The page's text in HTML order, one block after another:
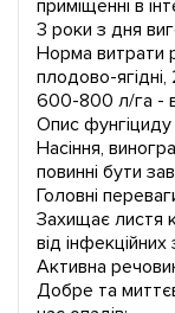
приміщенні в
3 роки з дня
Норма витрати
плодово-
600-800 л/га -
Опис
Насіння,
повинні бути
Головні
Захищає листя
від
Активна
Добре та